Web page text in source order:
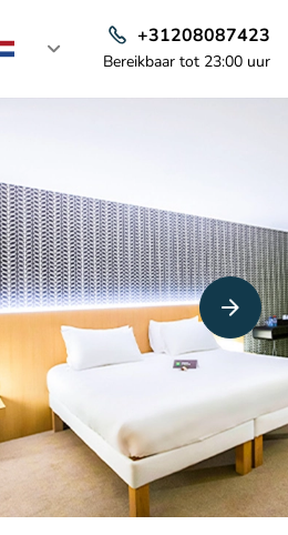
+31208087423
Bereikbaar tot 23:00 uur